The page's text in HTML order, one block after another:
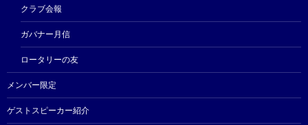
クラブ会報
ガバナー月信
ロータリーの友
メンバー限定
ゲストスピーカー紹介